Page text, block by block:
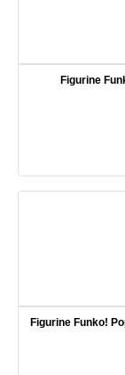
Figurine
Figurine Funko!